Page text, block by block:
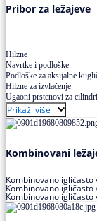
Pribor za ležajeve
Hilzne
Navrtke i podloške
Podloške za aksijalne
Hilzne za izvlačenje
Ugaoni prstenovi za
Prikaži više
Kombinovani
Kombinovano
Kombinovano
Kombinovano